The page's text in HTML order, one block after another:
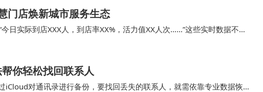
门店焕新城市服务生态
日实际到店XXX人，到店率XX%，活力值XX人次……”这些实时数据不仅
的双重提升。 更令人振奋的是，“智慧…
你轻松找回联系人
对通讯录进行备份，要找回丢失的联系人，就需依靠专业数据恢